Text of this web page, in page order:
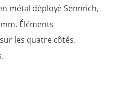
métal déployé Sennrich,
Éléments
les quatre côtés.